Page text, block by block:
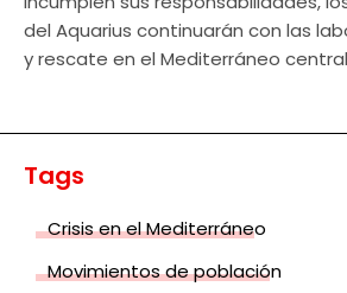
del Aquarius continuarán con las
y rescate en el Mediterráneo
Tags
Crisis en el Mediterráneo
Movimientos de población